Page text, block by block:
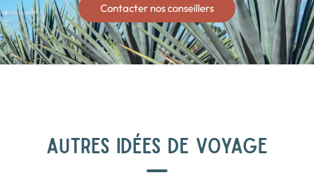
Contacter nos conseillers
AUTRES IDÉES DE VOYAGE